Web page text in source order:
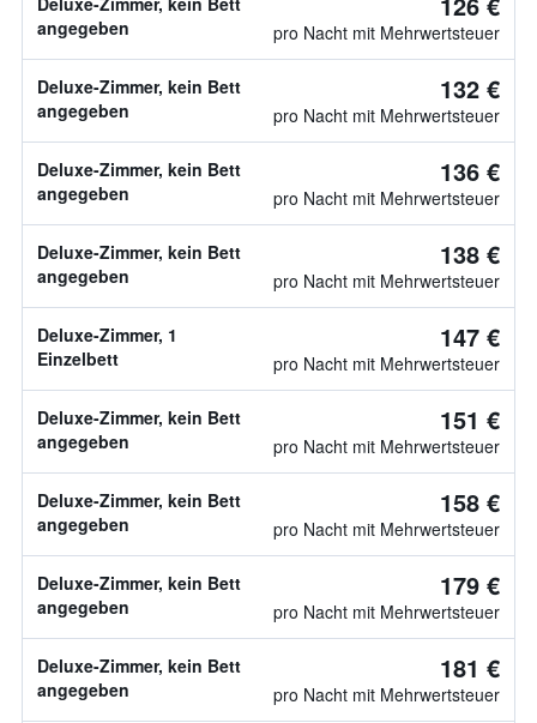
angegeben
pro Nacht mit Mehrwertsteuer
Deluxe-Zimmer, kein Bett
angegeben
132 €
pro Nacht mit Mehrwertsteuer
Deluxe-Zimmer, kein Bett
angegeben
136 €
pro Nacht mit Mehrwertsteuer
Deluxe-Zimmer, kein Bett
angegeben
138 €
pro Nacht mit Mehrwertsteuer
Deluxe-Zimmer, 1
Einzelbett
147 €
pro Nacht mit Mehrwertsteuer
Deluxe-Zimmer, kein Bett
angegeben
151 €
pro Nacht mit Mehrwertsteuer
Deluxe-Zimmer, kein Bett
angegeben
158 €
pro Nacht mit Mehrwertsteuer
Deluxe-Zimmer, kein Bett
angegeben
179 €
pro Nacht mit Mehrwertsteuer
Deluxe-Zimmer, kein Bett
angegeben
181 €
pro Nacht mit Mehrwertsteuer